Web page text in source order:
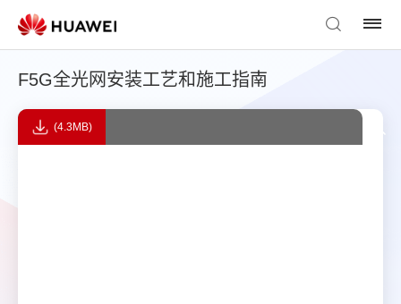
F5G全光网安装工艺和施工指南
(4.3MB)